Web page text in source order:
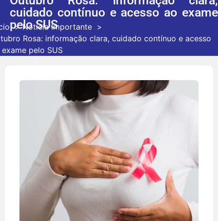
cuidado contínuo e acesso ao exame
pelo SUS
Notícia Importante
Rosa: informação clara, cuidado contínuo e acesso
pelo SUS